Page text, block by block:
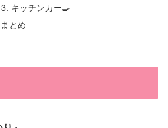
キッチンカー🍳
まとめ